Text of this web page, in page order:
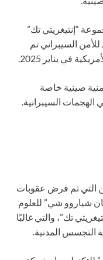
“إنتيغريتي تك”
السيبراني تم
في يناير 2025.
صينية خاصة
السيبرانية.
التي تم فرض عقوبات
شياروو شي” للعلوم
تك”، والتي غالبًا
التجسس المدنية.